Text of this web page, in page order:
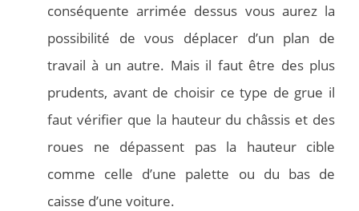
conséquente arrimée dessus vous aurez la
possibilité de vous déplacer d’un plan de
travail à un autre. Mais il faut être des plus
prudents, avant de choisir ce type de grue il
faut vérifier que la hauteur du châssis et des
roues ne dépassent pas la hauteur cible
comme celle d’une palette ou du bas de
caisse d’une voiture.